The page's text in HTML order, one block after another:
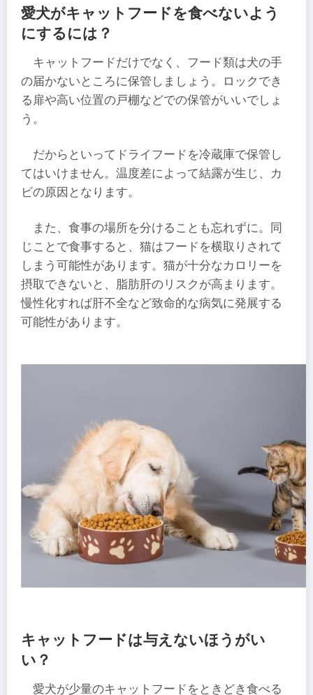
愛犬がキャットフードを食べないよう
にするには？
キャットフードだけでなく、フード類は犬の手
の届かないところに保管しましょう。ロックでき
る扉や高い位置の戸棚などでの保管がいいでしょ
う。
だからといってドライフードを冷蔵庫で保管し
てはいけません。温度差によって結露が生じ、カ
ビの原因となります。
また、食事の場所を分けることも忘れずに。同
じことで食事すると、猫はフードを横取りされて
しまう可能性があります。猫が十分なカロリーを
摂取できないと、脂肪肝のリスクが高まります。
慢性化すれば肝不全など致命的な病気に発展する
可能性があります。
キャットフードは与えないほうがい
い？
愛犬が少量のキャットフードをときどき食べる